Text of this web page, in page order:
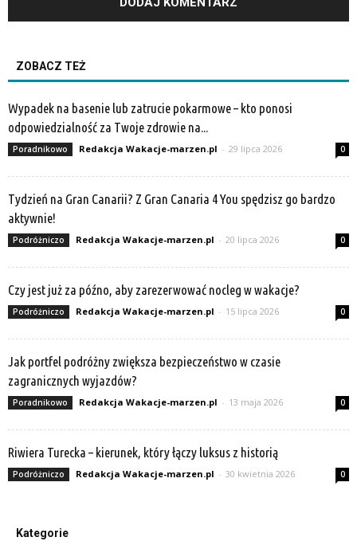
ZOBACZ TEŻ
Wypadek na basenie lub zatrucie pokarmowe – kto ponosi
odpowiedzialność za Twoje zdrowie na...
Poradnikowo Redakcja Wakacje-marzen.pl - 29 lipca 2026 0
Tydzień na Gran Canarii? Z Gran Canaria 4 You spędzisz go bardzo
aktywnie!
Podróżniczo Redakcja Wakacje-marzen.pl - 20 lipca 2026 0
Czy jest już za późno, aby zarezerwować nocleg w wakacje?
Podróżniczo Redakcja Wakacje-marzen.pl - 15 lipca 2026 0
Jak portfel podróżny zwiększa bezpieczeństwo w czasie
zagranicznych wyjazdów?
Poradnikowo Redakcja Wakacje-marzen.pl - 13 maja 2026 0
Riwiera Turecka – kierunek, który łączy luksus z historią
Podróżniczo Redakcja Wakacje-marzen.pl - 30 kwietnia 2026 0
Kategorie